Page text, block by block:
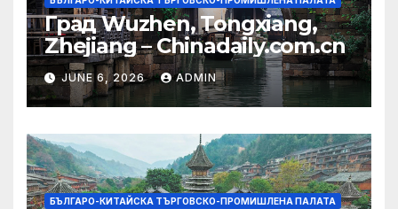
Град Wuzhen, Tongxiang,
Zhejiang – Chinadaily.com.cn
JUNE 6, 2026 ADMIN
БЪЛГАРО-КИТАЙСКА ТЪРГОВСКО-ПРОМИШЛЕНА ПАЛАТА